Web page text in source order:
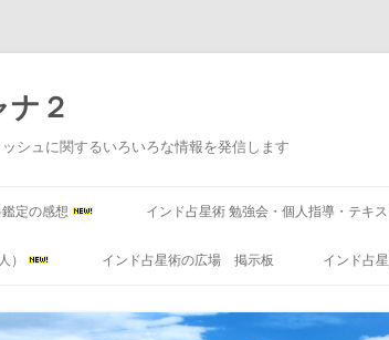
２
シュに関するいろいろな情報を発信します
ツ
へ
ッ
プ
定の感想 インド占星術 勉強会・個人指導・テキ
） インド占星術の広場 掲示板 インド占